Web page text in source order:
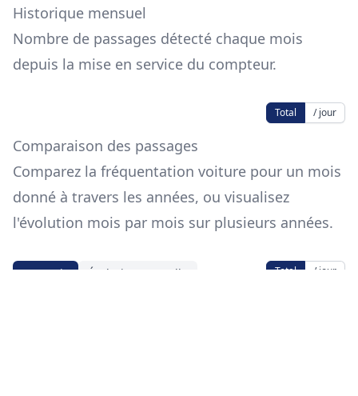
Historique mensuel
Nombre de passages détecté chaque mois
depuis la mise en service du compteur.
Total / jour
Comparaison des passages
Comparez la fréquentation voiture pour un mois
donné à travers les années, ou visualisez
l'évolution mois par mois sur plusieurs années.
Par mois Évolution annuelle Total / jour